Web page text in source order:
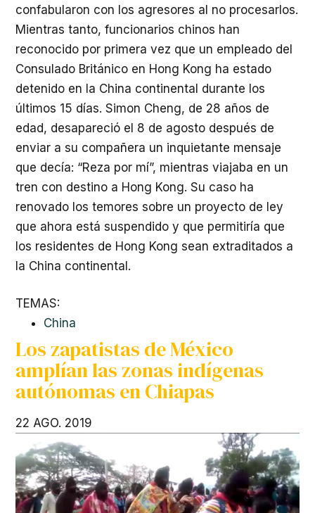
confabularon con los agresores al no procesarlos.
Mientras tanto, funcionarios chinos han
reconocido por primera vez que un empleado del
Consulado Británico en Hong Kong ha estado
detenido en la China continental durante los
últimos 15 días. Simon Cheng, de 28 años de
edad, desapareció el 8 de agosto después de
enviar a su compañera un inquietante mensaje
que decía: “Reza por mí”, mientras viajaba en un
tren con destino a Hong Kong. Su caso ha
renovado los temores sobre un proyecto de ley
que ahora está suspendido y que permitiría que
los residentes de Hong Kong sean extraditados a
la China continental.
TEMAS:
China
Los zapatistas de México
amplían las zonas indígenas
autónomas en Chiapas
22 AGO. 2019